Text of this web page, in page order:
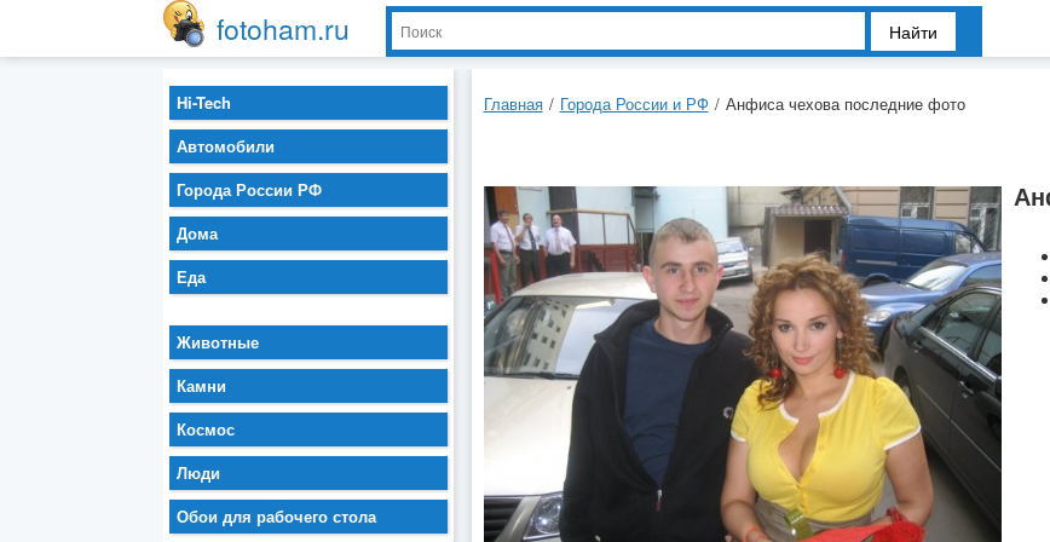
fotoham.ru Найти
Главная / Города России и РФ / Анфиса чехова последние фото
Hi-Tech
Автомобили
Города России РФ
Дома
Еда
Животные
Камни
Космос
Люди
Обои для рабочего стола